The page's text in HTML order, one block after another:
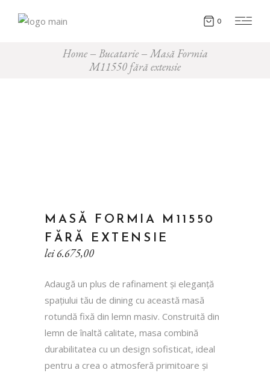
0
Home Bucatarie
Masă Formia
M11550 fără extensie
MASĂ FORMIA M11550
FĂRĂ EXTENSIE
lei6.675,00
Adaugă un plus de rafinament și eleganță
spațiului tău de dining cu această masă
rotundă fixă din lemn masiv. Construită din
lemn de înaltă calitate, masa combină
durabilitatea cu un design sofisticat, ideal
pentru a crea o atmosferă primitoare și